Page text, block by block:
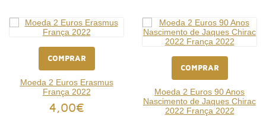
COMPRAR
Moeda 2 Euros Erasmus
França 2022
4,00€
COMPRAR
Moeda 2 Euros 90 Anos
Nascimento de Jaques Chirac
2022 França 2022